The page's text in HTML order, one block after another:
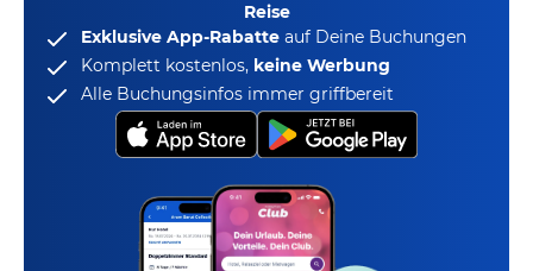
Reise
Exklusive App-Rabatte auf Deine Buchungen
Komplett kostenlos, keine Werbung
Alle Buchungsinfos immer griffbereit